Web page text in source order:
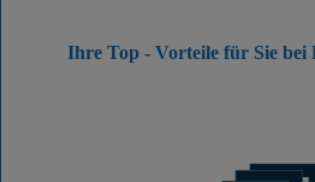
Ihre Top - Vorteile für Sie